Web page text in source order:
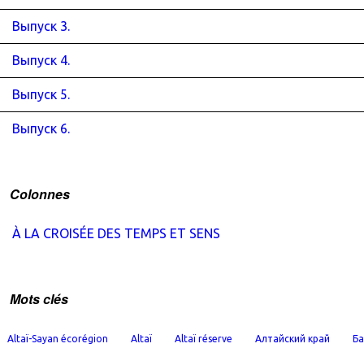
Выпуск 3.
Выпуск 4.
Выпуск 5.
Выпуск 6.
Colonnes
À LA CROISÉE DES TEMPS ET SENS
Mots clés
Altaï-Sayan écorégion Altaï Altaï réserve Алтайский край